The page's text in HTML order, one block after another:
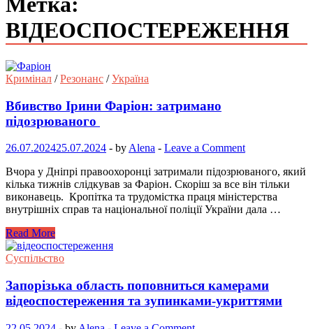
ВІДЕОСПОСТЕРЕЖЕННЯ
Кримінал /Резонанс /Україна
Вбивство Ірини Фаріон: затримано
підозрюваного
26.07.202425.07.2024 - by Alena - Leave a Comment
Вчора у Дніпрі правоохоронці затримали підозрюваного, який
кілька тижнів слідкував за Фаріон. Скоріш за все він тільки
виконавець. Кропітка та трудомістка праця міністерства
внутрішніх справ та національної поліції України дала …
Read More
Суспільство
Запорізька область поповниться камерами
відеоспостереження та зупинками-укриттями